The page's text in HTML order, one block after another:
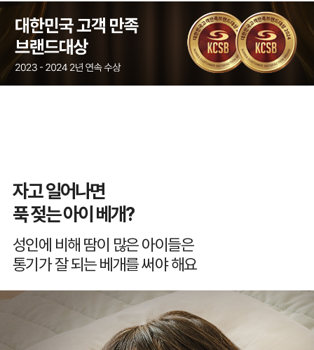
자고 일어나면
푹 젖는 아이 베개?
성인에 비해 땀이 많은 아이들은
통기가 잘 되는 베개를 써야 해요